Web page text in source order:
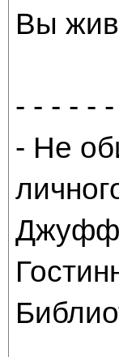
Вы
- - - - -
- Не